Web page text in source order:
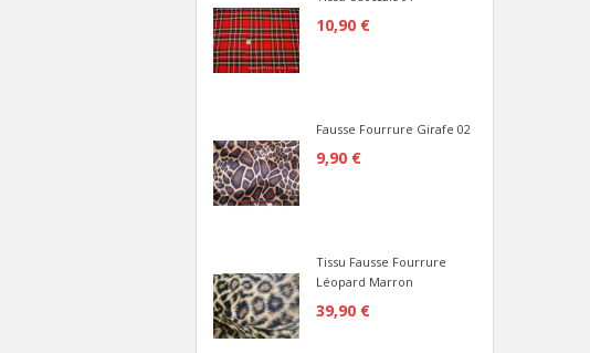
10,90 €
Fausse Fourrure Girafe 02
9,90 €
Tissu Fausse Fourrure
Léopard Marron
39,90 €